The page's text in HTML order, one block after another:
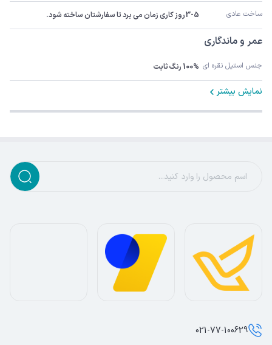
ساخت عادی 3-5روز کاری زمان می برد تا سفارشتان ساخته شود.
عمر و ماندگاری
جنس استیل نقره ای 100% رنگ ثابت
نمایش بیشتر
021-77-100629